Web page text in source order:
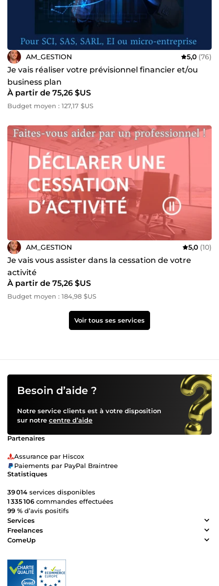
AM_GESTION 5,0 (76)
Je vais réaliser votre prévisionnel financier et/ou
business plan
À partir de 75,26 $US
Budget moyen : 127,17 $US
AM_GESTION 5,0 (10)
Je vais vous assister dans la cessation de votre
activité
À partir de 75,26 $US
Budget moyen : 184,98 $US
Voir tous ses services
Besoin d’aide ?
Notre service clients est à votre disposition
sur notre centre d’aide
Partenaires
Assurance par Hiscox
Paiements par PayPal Braintree
Statistiques
39 014 services disponibles
1 335 106 commandes effectuées
99 % d’avis positifs
Services
Freelances
ComeUp